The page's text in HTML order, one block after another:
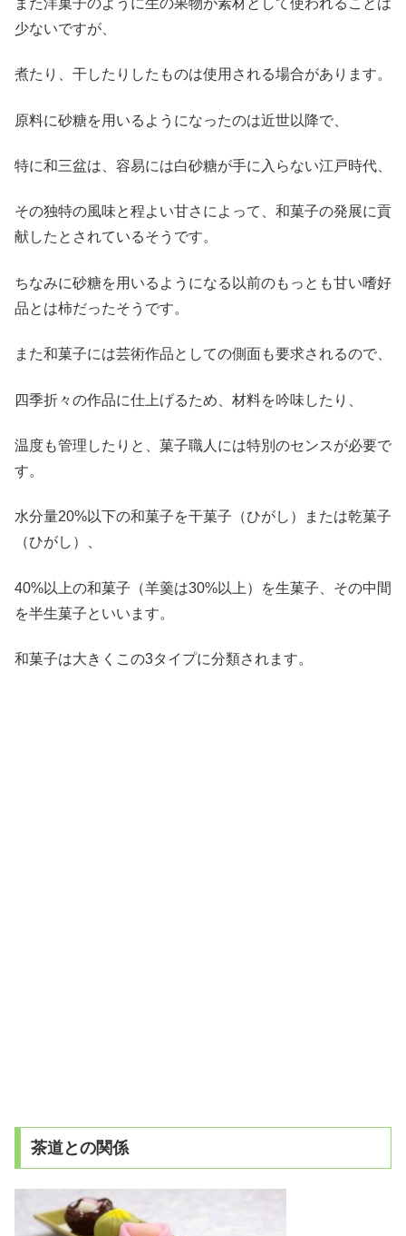
少ないですが、
煮たり、干したりしたものは使用される場合があります。
原料に砂糖を用いるようになったのは近世以降で、
特に和三盆は、容易には白砂糖が手に入らない江戸時代、
その独特の風味と程よい甘さによって、和菓子の発展に貢
献したとされているそうです。
ちなみに砂糖を用いるようになる以前のもっとも甘い嗜好
品とは柿だったそうです。
また和菓子には芸術作品としての側面も要求されるので、
四季折々の作品に仕上げるため、材料を吟味したり、
温度も管理したりと、菓子職人には特別のセンスが必要で
す。
水分量20%以下の和菓子を干菓子（ひがし）または乾菓子
（ひがし）、
40%以上の和菓子（羊羹は30%以上）を生菓子、その中間
を半生菓子といいます。
和菓子は大きくこの3タイプに分類されます。
茶道との関係